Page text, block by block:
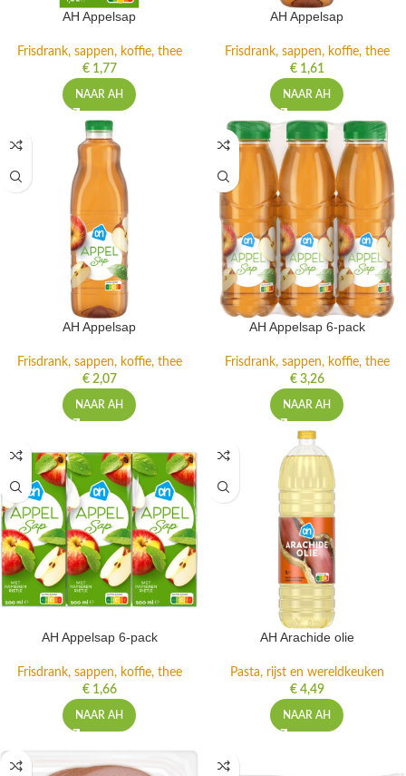
AH Appelsap
Frisdrank, sappen, koffie, thee
€1,77
NAAR AH
AH Appelsap
Frisdrank, sappen, koffie, thee
€1,61
NAAR AH
AH Appelsap
Frisdrank, sappen, koffie, thee
€2,07
NAAR AH
AH Appelsap 6-pack
Frisdrank, sappen, koffie, thee
€3,26
NAAR AH
AH Appelsap 6-pack
Frisdrank, sappen, koffie, thee
€1,66
NAAR AH
AH Arachide olie
Pasta, rijst en wereldkeuken
€4,49
NAAR AH